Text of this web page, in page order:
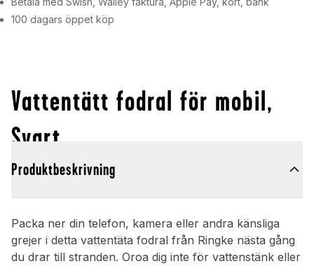
100 dagars öppet köp
Vattentätt fodral för mobil,
Svart
Produktbeskrivning
Packa ner din telefon, kamera eller andra känsliga
grejer i detta vattentäta fodral från Ringke nästa gång
du drar till stranden. Oroa dig inte för vattenstänk eller